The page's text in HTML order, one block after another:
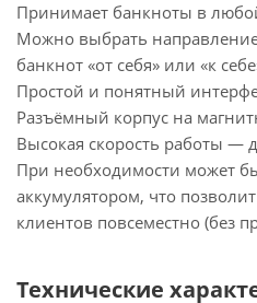
Принимает банкноты в
Можно выбрать
банкнот «от себя» или «к
Простой и понятный
Разъёмный корпус на
Высокая скорость работы —
При необходимости может
аккумулятором, что
клиентов повсеместно (без
Технические